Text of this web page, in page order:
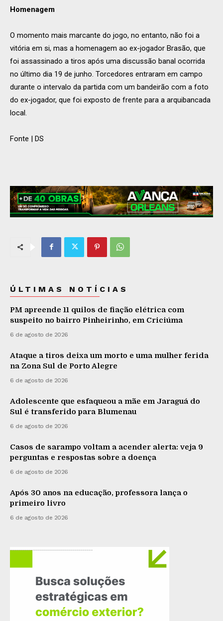
Homenagem
O momento mais marcante do jogo, no entanto, não foi a
vitória em si, mas a homenagem ao ex-jogador Brasão, que
foi assassinado a tiros após uma discussão banal ocorrida
no último dia 19 de junho. Torcedores entraram em campo
durante o intervalo da partida com um bandeirão com a foto
do ex-jogador, que foi exposto de frente para a arquibancada
local.
Fonte | DS
ÚLTIMAS NOTÍCIAS
PM apreende 11 quilos de fiação elétrica com
suspeito no bairro Pinheirinho, em Criciúma
6 de agosto de 2026
Ataque a tiros deixa um morto e uma mulher ferida
na Zona Sul de Porto Alegre
6 de agosto de 2026
Adolescente que esfaqueou a mãe em Jaraguá do
Sul é transferido para Blumenau
6 de agosto de 2026
Casos de sarampo voltam a acender alerta: veja 9
perguntas e respostas sobre a doença
6 de agosto de 2026
Após 30 anos na educação, professora lança o
primeiro livro
6 de agosto de 2026